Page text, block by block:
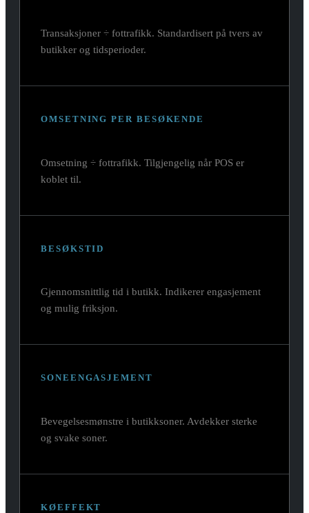
Transaksjoner ÷ fottrafikk. Standardisert på tvers av
butikker og tidsperioder.
OMSETNING PER BESØKENDE
Omsetning ÷ fottrafikk. Tilgjengelig når POS er
koblet til.
BESØKSTID
Gjennomsnittlig tid i butikk. Indikerer engasjement
og mulig friksjon.
SONEENGASJEMENT
Bevegelsesmønstre i butikksoner. Avdekker sterke
og svake soner.
KØEFFEKT